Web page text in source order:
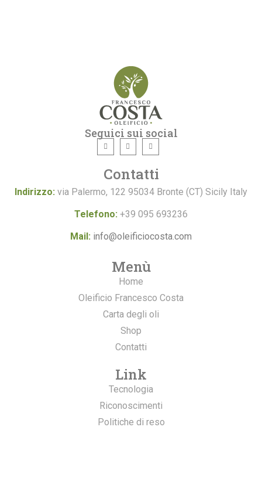
Seguici sui social
Contatti
Indirizzo: via Palermo, 122 95034 Bronte (CT) Sicily Italy
Telefono: +39 095 693236
Mail: info@oleificiocosta.com
Menù
Home
Oleificio Francesco Costa
Carta degli oli
Shop
Contatti
Link
Tecnologia
Riconoscimenti
Politiche di reso